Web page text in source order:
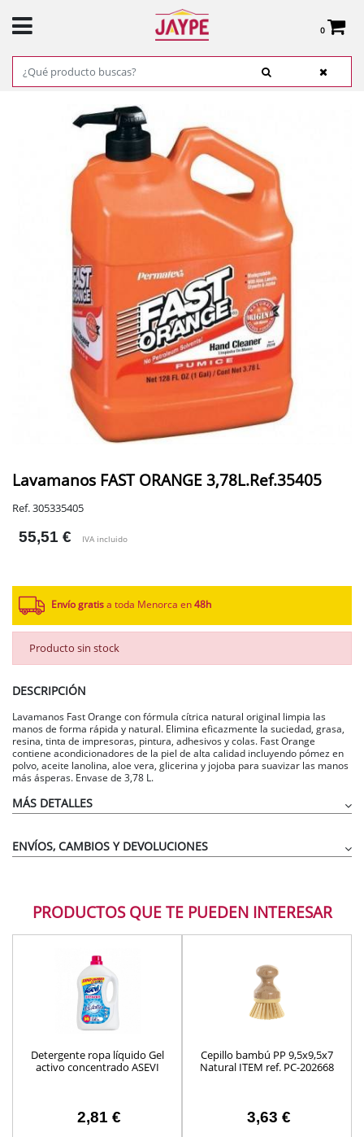
0
Total:
0,00 €
VER CESTA
Lavamanos FAST ORANGE 3,78L.Ref.35405
Ref. 305335405
55,51 € IVA incluido
Envío gratis a toda Menorca en 48h
Producto sin stock
DESCRIPCIÓN
Lavamanos Fast Orange con fórmula cítrica natural original limpia las
manos de forma rápida y natural. Elimina eficazmente la suciedad, grasa,
resina, tinta de impresoras, pintura, adhesivos y colas. Fast Orange
contiene acondicionadores de la piel de alta calidad incluyendo pómez en
polvo, aceite lanolina, aloe vera, glicerina y jojoba para suavizar las manos
más ásperas. Envase de 3,78 L.
MÁS DETALLES
ENVÍOS, CAMBIOS Y DEVOLUCIONES
PRODUCTOS QUE TE PUEDEN INTERESAR
Detergente ropa líquido Gel
activo concentrado ASEVI
2,81 €
Cepillo bambú PP 9,5x9,5x7
Natural ITEM ref. PC-202668
3,63 €